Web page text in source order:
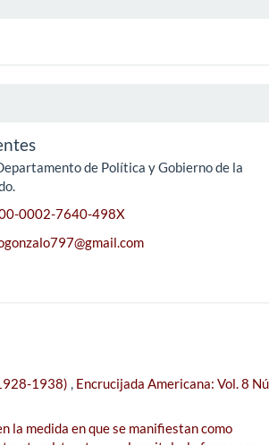
de Política y Gobierno de la
0002-7640-498X
1938) , Encrucijada Americana: Vol. 8
la medida en que se manifiestan como